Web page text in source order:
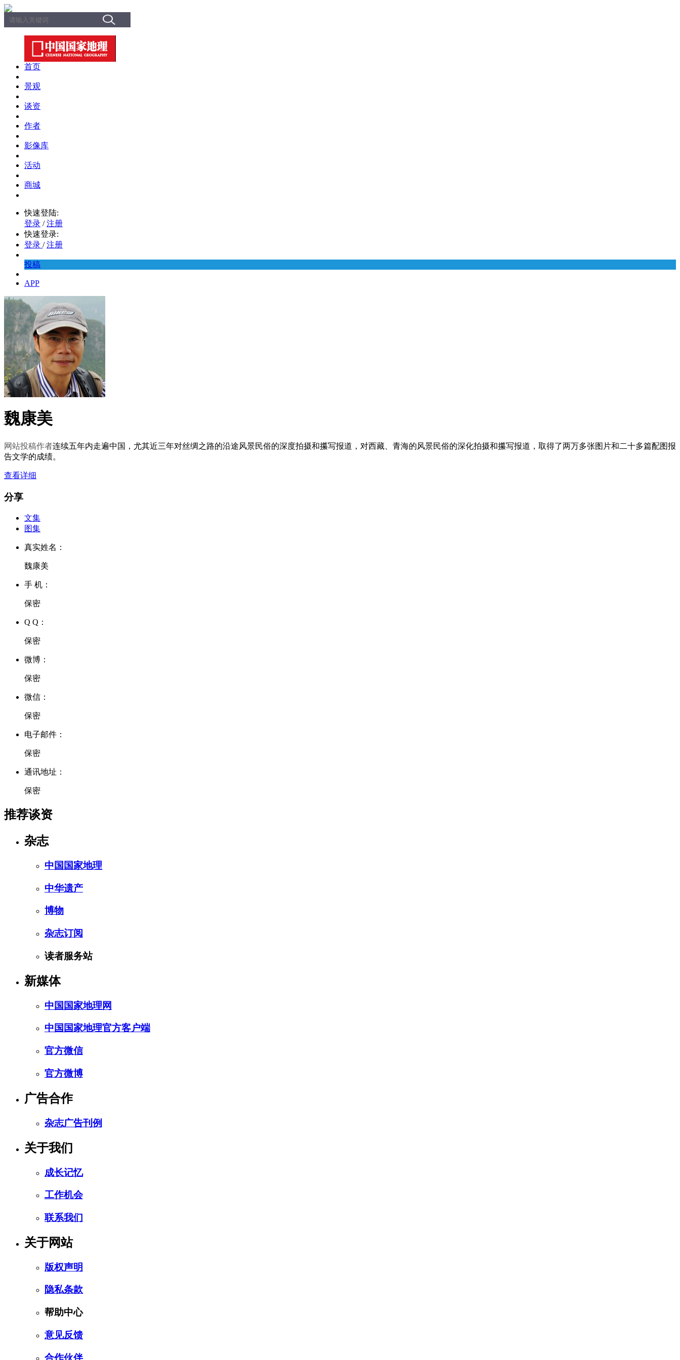
首页
景观
谈资
作者
影像库
活动
商城
快速登陆:
登录 / 注册
快速登录:
登录 / 注册
投稿
APP
魏康美
网站投稿作者连续五年内走遍中国，尤其近三年对丝绸之路的沿途风景民俗的深度拍摄和攥写报道，对西藏、青海的风景民俗的深化拍摄和攥写报道，取得了两万多张图片和二十多篇配图报
告文学的成绩。
查看详细
分享
文集
图集
真实姓名：
魏康美
手 机：
保密
Q Q：
保密
微博：
保密
微信：
保密
电子邮件：
保密
通讯地址：
保密
推荐谈资
杂志
中国国家地理
中华遗产
博物
杂志订阅
读者服务站
新媒体
中国国家地理网
中国国家地理官方客户端
官方微信
官方微博
广告合作
杂志广告刊例
关于我们
成长记忆
工作机会
联系我们
关于网站
版权声明
隐私条款
帮助中心
意见反馈
合作伙伴